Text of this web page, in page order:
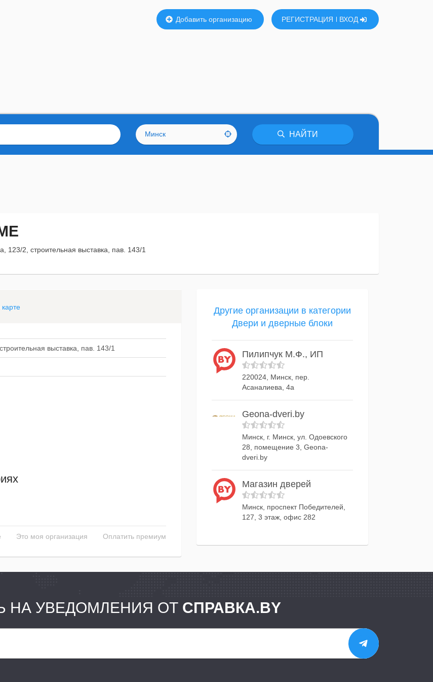
Добавить организацию РЕГИСТРАЦИЯ ВХОД
Минск НАЙТИ
123/2, строительная выставка, пав. 143/1
выставка, пав. 143/1
Это моя организация Оплатить премиум
Другие организации в категории
Двери и дверные блоки
Пилипчук М.Ф., ИП
220024, Минск, пер.
Асаналиева, 4а
Geona-dveri.by
Минск, г. Минск, ул. Одоевского
28, помещение 3, Geona-
dveri.by
Магазин дверей
Минск, проспект Победителей,
127, 3 этаж, офис 282
НА УВЕДОМЛЕНИЯ ОТ СПРАВКА.BY